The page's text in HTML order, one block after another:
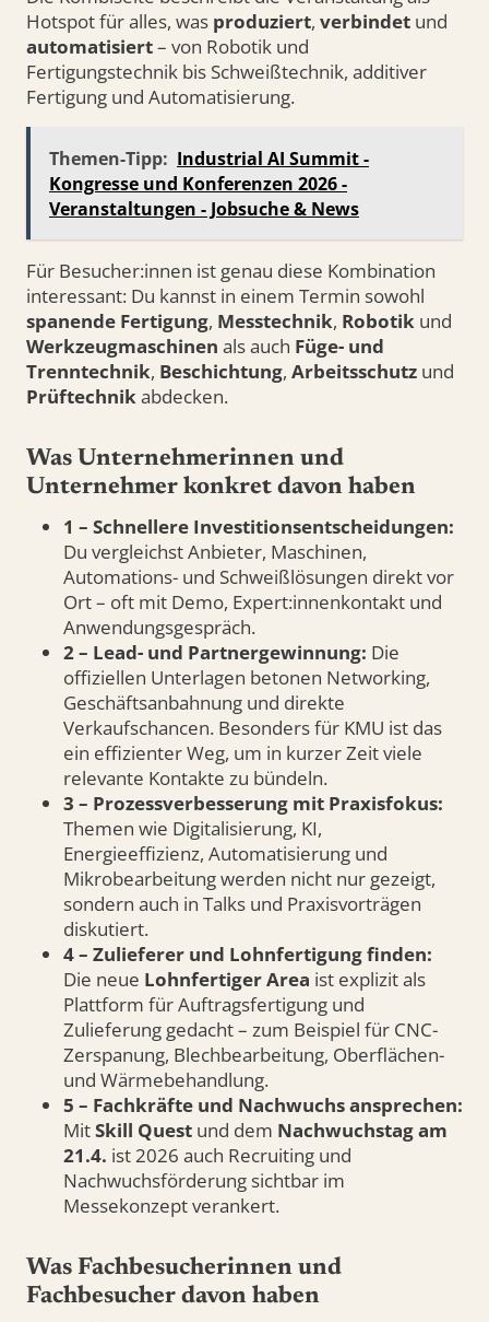
Hotspot für alles, was produziert, verbindet und
automatisiert– von Robotik und
Fertigungstechnik bis Schweißtechnik, additiver
Fertigung und Automatisierung.
Themen-Tipp: Industrial AI Summit -
Kongresse und Konferenzen 2026 -
Veranstaltungen - Jobsuche & News
Für Besucher:innen ist genau diese Kombination
interessant: Du kannst in einem Termin sowohl
spanende Fertigung, Messtechnik, Robotik und
Werkzeugmaschinen als auch Füge- und
Trenntechnik, Beschichtung, Arbeitsschutz und
Prüftechnikabdecken.
Was Unternehmerinnen und
Unternehmer konkret davon haben
1 – Schnellere Investitionsentscheidungen:
Du vergleichst Anbieter, Maschinen,
Automations- und Schweißlösungen direkt vor
Ort – oft mit Demo, Expert:innenkontakt und
Anwendungsgespräch.
2 – Lead- und Partnergewinnung: Die
offiziellen Unterlagen betonen Networking,
Geschäftsanbahnung und direkte
Verkaufschancen. Besonders für KMU ist das
ein effizienter Weg, um in kurzer Zeit viele
relevante Kontakte zu bündeln.
3 – Prozessverbesserung mit Praxisfokus:
Themen wie Digitalisierung, KI,
Energieeffizienz, Automatisierung und
Mikrobearbeitung werden nicht nur gezeigt,
sondern auch in Talks und Praxisvorträgen
diskutiert.
4 – Zulieferer und Lohnfertigung finden:
Die neue Lohnfertiger Area ist explizit als
Plattform für Auftragsfertigung und
Zulieferung gedacht – zum Beispiel für CNC-
Zerspanung, Blechbearbeitung, Oberflächen-
und Wärmebehandlung.
5 – Fachkräfte und Nachwuchs ansprechen:
MitSkill Quest und dem Nachwuchstag am
21.4. ist 2026 auch Recruiting und
Nachwuchsförderung sichtbar im
Messekonzept verankert.
Was Fachbesucherinnen und
Fachbesucher davon haben